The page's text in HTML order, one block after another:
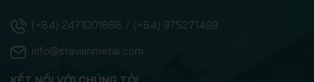
(+84) 2471001868 / (+84) 975271499
info@stavianmetal.com